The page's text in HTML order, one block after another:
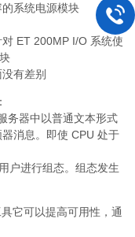
系统电源模块
ET 200MP I/O 系统使
有差别
务器中以普通文本形式
消息。即使 CPU 处于
户进行组态。组态发生
它可以提高可用性，通